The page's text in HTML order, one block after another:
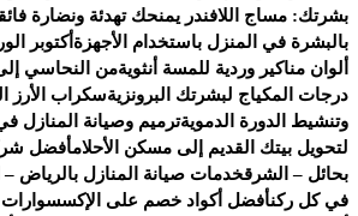
بشرتك: مساج اللافندر يمنحك تهدئة ونضارة
بالبشرة في المنزل باستخدام الأجهزة أكتوبر
ألوان مناكير وردية للمسة أنثويةمن النحاسي
درجات المكياج لبشرتك البرونزيةسكراب الأرز
وتنشيط الدورة الدمويةترميم وصيانة المنازل
لتحويل بيتك القديم إلى مسكن الأحلامأفضل
بحائل – الشرقخدمات صيانة المنازل بالرياض –
في كل ركنأفضل أكواد خصم على الإكسسوارات